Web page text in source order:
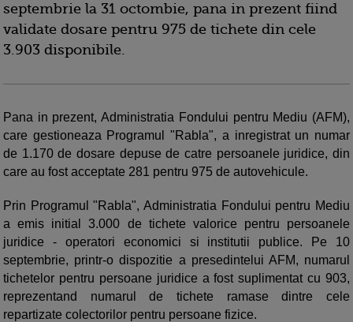
septembrie la 31 octombie, pana in prezent fiind
validate dosare pentru 975 de tichete din cele
3.903 disponibile.
Pana in prezent, Administratia Fondului pentru Mediu (AFM),
care gestioneaza Programul "Rabla", a inregistrat un numar
de 1.170 de dosare depuse de catre persoanele juridice, din
care au fost acceptate 281 pentru 975 de autovehicule.
Prin Programul "Rabla", Administratia Fondului pentru Mediu
a emis initial 3.000 de tichete valorice pentru persoanele
juridice - operatori economici si institutii publice. Pe 10
septembrie, printr-o dispozitie a presedintelui AFM, numarul
tichetelor pentru persoane juridice a fost suplimentat cu 903,
reprezentand numarul de tichete ramase dintre cele
repartizate colectorilor pentru persoane fizice.